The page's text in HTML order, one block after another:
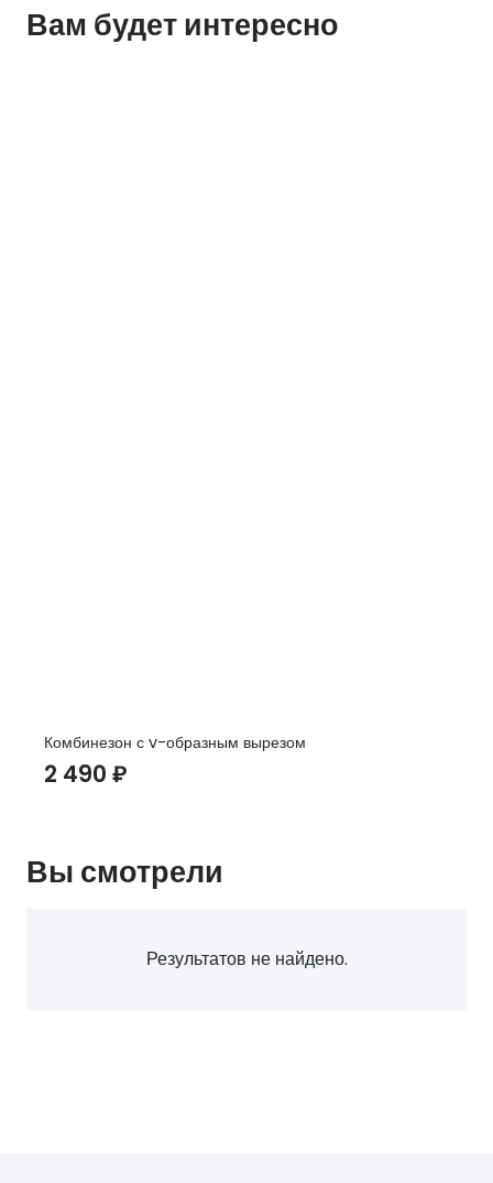
Вам будет интересно
Комбинезон с v-образным вырезом
2 490 ₽
Вы смотрели
Результатов не найдено.